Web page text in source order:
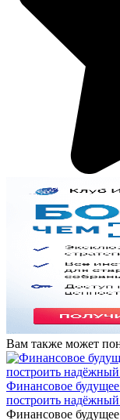
Вам также может
Финансовое
построить
Финансовое